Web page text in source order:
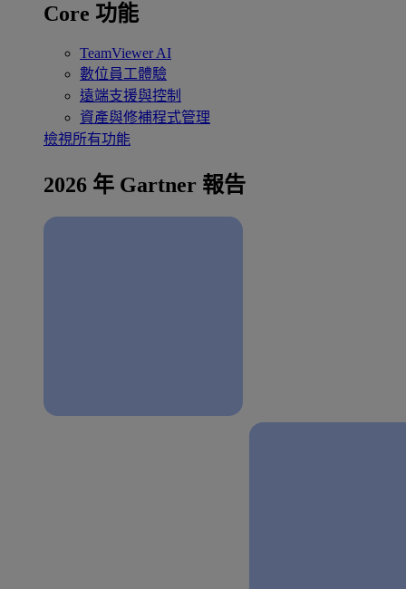
Core 功能
TeamViewer AI
數位員工體驗
遠端支援與控制
資產與修補程式管理
檢視所有功能
2026 年 Gartner 報告